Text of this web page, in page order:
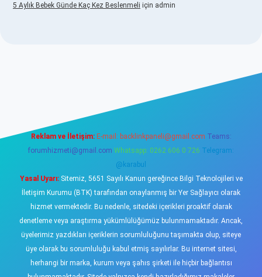
5 Aylık Bebek Günde Kaç Kez Beslenmeli için admin
Reklam ve İletişim: E-mail: backlinkpaneli@gmail.com Teams:
forumhizmeti@gmail.com Whatsapp: 0262 606 0 726 Telegram:
@karabul
Yasal Uyarı:Sitemiz, 5651 Sayılı Kanun gereğince Bilgi Teknolojileri ve
İletişim Kurumu (BTK) tarafından onaylanmış bir Yer Sağlayıcı olarak
hizmet vermektedir. Bu nedenle, sitedeki içerikleri proaktif olarak
denetleme veya araştırma yükümlülüğümüz bulunmamaktadır. Ancak,
üyelerimiz yazdıkları içeriklerin sorumluluğunu taşımakta olup, siteye
üye olarak bu sorumluluğu kabul etmiş sayılırlar. Bu internet sitesi,
herhangi bir marka, kurum veya şahıs şirketi ile hiçbir bağlantısı